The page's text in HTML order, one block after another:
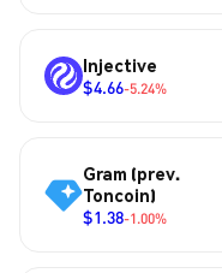
Injective
$4.66-5.24%
Gram (prev.
Toncoin)
$1.38-1.00%